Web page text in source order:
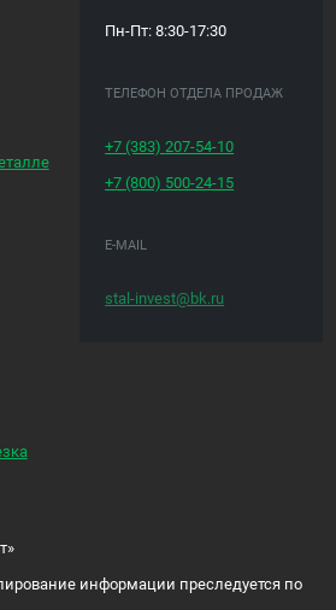
Пн-Пт: 8:30-17:30
ТЕЛЕФОН ОТДЕЛА ПРОДАЖ
+7 (383)207-54-10
+7 (800) 500-24-15
E-MAIL
stal-invest@bk.ru
информации преследуется по